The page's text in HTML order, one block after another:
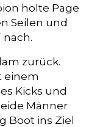
holte Page
Seilen und
zurück.
einem
Kicks und
Männer
Boot ins Ziel